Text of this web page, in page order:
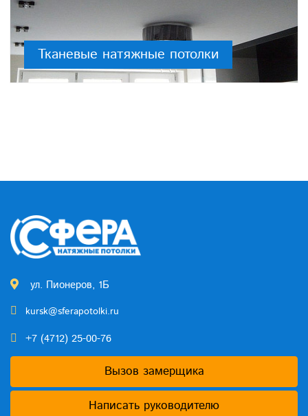
Тканевые натяжные потолки
ул. Пионеров, 1Б
kursk@sferapotolki.ru
+7 (4712) 25-00-76
Вызов замерщика
Написать руководителю